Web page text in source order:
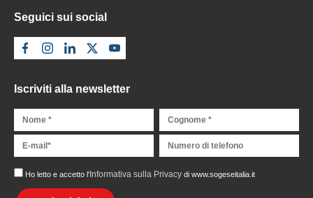
Seguici sui social
Iscriviti alla newsletter
Ho letto e accetto l'Informativa sulla Privacydi www.sogeseitalia.it